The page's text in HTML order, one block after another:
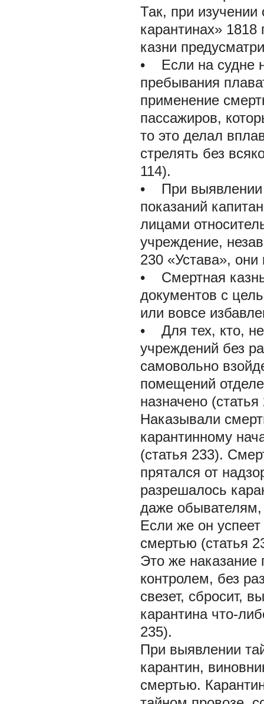
Так, при
карантинах»
казни
• Если на судне
пребывания
применение
пассажиров,
то это делал
стрелять без
114).
• При выявлении
показаний
лицами
учреждение,
230 «Устава»,
• Смертная
документов с
или вовсе
• Для тех, кто,
учреждений без
самовольно
помещений
назначено (статья
Наказывали
карантинному
(статья 233).
прятался от
разрешалось
даже обывателям,
Если же он
смертью (статья
Это же наказание
контролем, без
свезет, сбросит,
карантина что-
235).
При выявлении
карантин,
смертью.